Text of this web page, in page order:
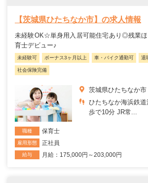
【茨城県ひたちなか市】の求人情報
未経験OK☆単身用入居可能住宅あり◎残業
育士デビュー♪
未経験可 ボーナス3ヶ月以上 車・バイク通勤可 退
社会保険完備
茨城県ひたちなか市
ひたちなか海浜鉄
歩で10分 JR常...
職種 保育士
雇用形態 正社員
給与 月給：175,000円～203,000円